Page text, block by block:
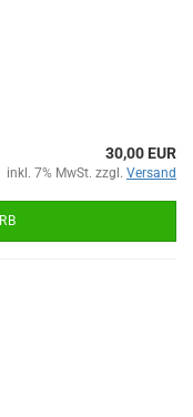
30,00 EUR
inkl. 7% MwSt. zzgl. Versand